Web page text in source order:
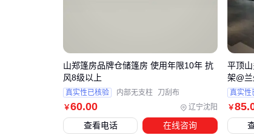
￥60.00 辽宁沈阳
山郑篷房品牌仓储篷房 使用年限10年 抗
风8级以上
真实性已核验 内部无支柱 刀刮布
查看电话 在线咨询
￥85
平顶
架@
真实性